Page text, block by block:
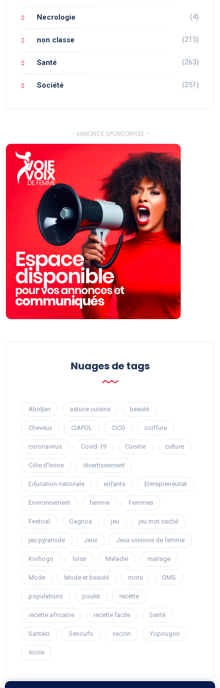
Necrologie (4)
non classe (215)
Santé (263)
Société (251)
- ANNONCE SPONSORISÉE -
Nuages ​​de tags
Abidjan astuce cuisine beauté
Cheveux CIAPOL CICG coiffure
coronavirus Covid-19 Cuisine culture
Côte d’Ivoire divertissement
Education nationale enfants Entrepreneuriat
Environnement femme Femmes
Festival Gagnoa jeu jeu mot caché
jeu pyramide Jeux Jeux voixvoie de femme
Korhogo loisir Maladie mariage
Mode Mode et beauté mots OMS
populations poulet recette
recette africaine recette facile Santé
Santéci Senoufo vaccin Yopougon
école